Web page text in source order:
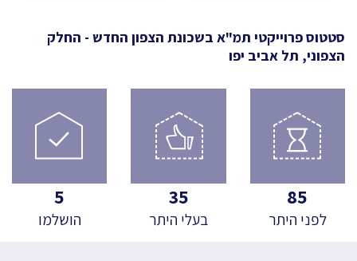
סטטוס פרוייקטי תמ"א בשכונת הצפון החדש - החלק
הצפוני, תל אביב יפו
85
לפני היתר
35
בעלי היתר
5
הושלמו